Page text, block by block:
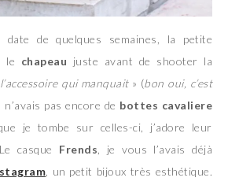
de quelques semaines, la petite
le chapeau juste avant de shooter la
l’accessoire qui manquait» (bon oui, c’est
n’avais pas encore de bottes cavaliere
je tombe sur celles-ci, j’adore leur
casque Frends , je vous l’avais déjà
, un petit bijoux très esthétique.